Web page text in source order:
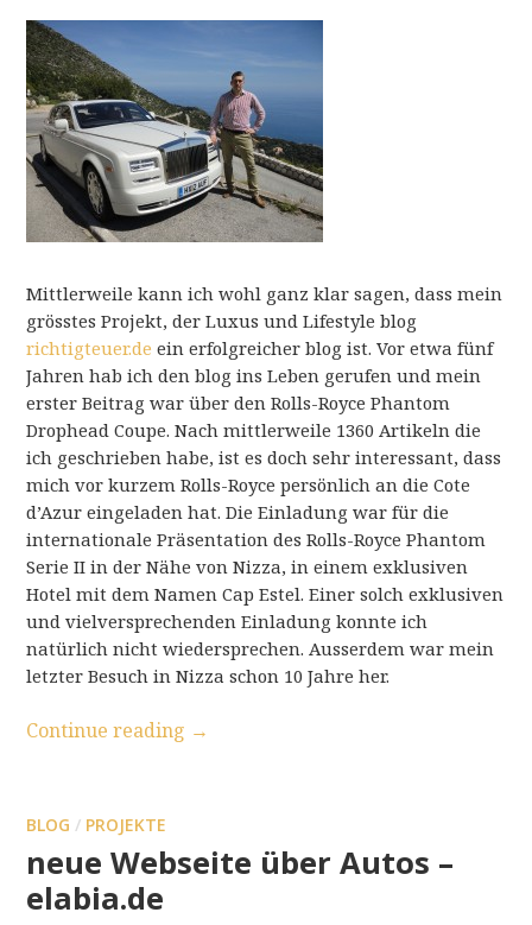
Mittlerweile kann ich wohl ganz klar sagen, dass mein
grösstes Projekt, der Luxus und Lifestyle blog
richtigteuer.de ein erfolgreicher blog ist. Vor etwa fünf
Jahren hab ich den blog ins Leben gerufen und mein
erster Beitrag war über den Rolls-Royce Phantom
Drophead Coupe. Nach mittlerweile 1360 Artikeln die
ich geschrieben habe, ist es doch sehr interessant, dass
mich vor kurzem Rolls-Royce persönlich an die Cote
d’Azur eingeladen hat. Die Einladung war für die
internationale Präsentation des Rolls-Royce Phantom
Serie II in der Nähe von Nizza, in einem exklusiven
Hotel mit dem Namen Cap Estel. Einer solch exklusiven
und vielversprechenden Einladung konnte ich
natürlich nicht wiedersprechen. Ausserdem war mein
letzter Besuch in Nizza schon 10 Jahre her.
Continue reading →
BLOG / PROJEKTE
neue Webseite über Autos –
elabia.de